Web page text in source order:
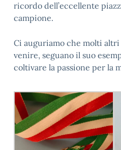
ricordo dell’eccellente
campione.
Ci auguriamo che molti
venire, seguano il suo
coltivare la passione per la